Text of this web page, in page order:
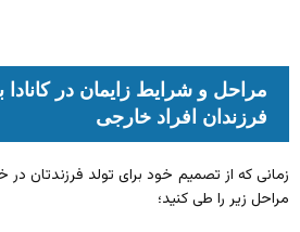
مراحل و شرایط زایمان در کانادا
فرزندان افراد خارجی
زمانی که از تصمیم خود برای تولد فرزندتان
مراحل زیر را طی کنید؛